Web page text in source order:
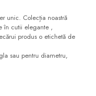
unic. Colecția noastră
în cutii elegante ,
produs o etichetă de
sau pentru diametru,